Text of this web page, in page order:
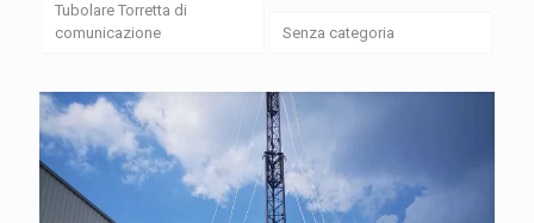
Tubolare Torretta di
comunicazione
Senza categoria